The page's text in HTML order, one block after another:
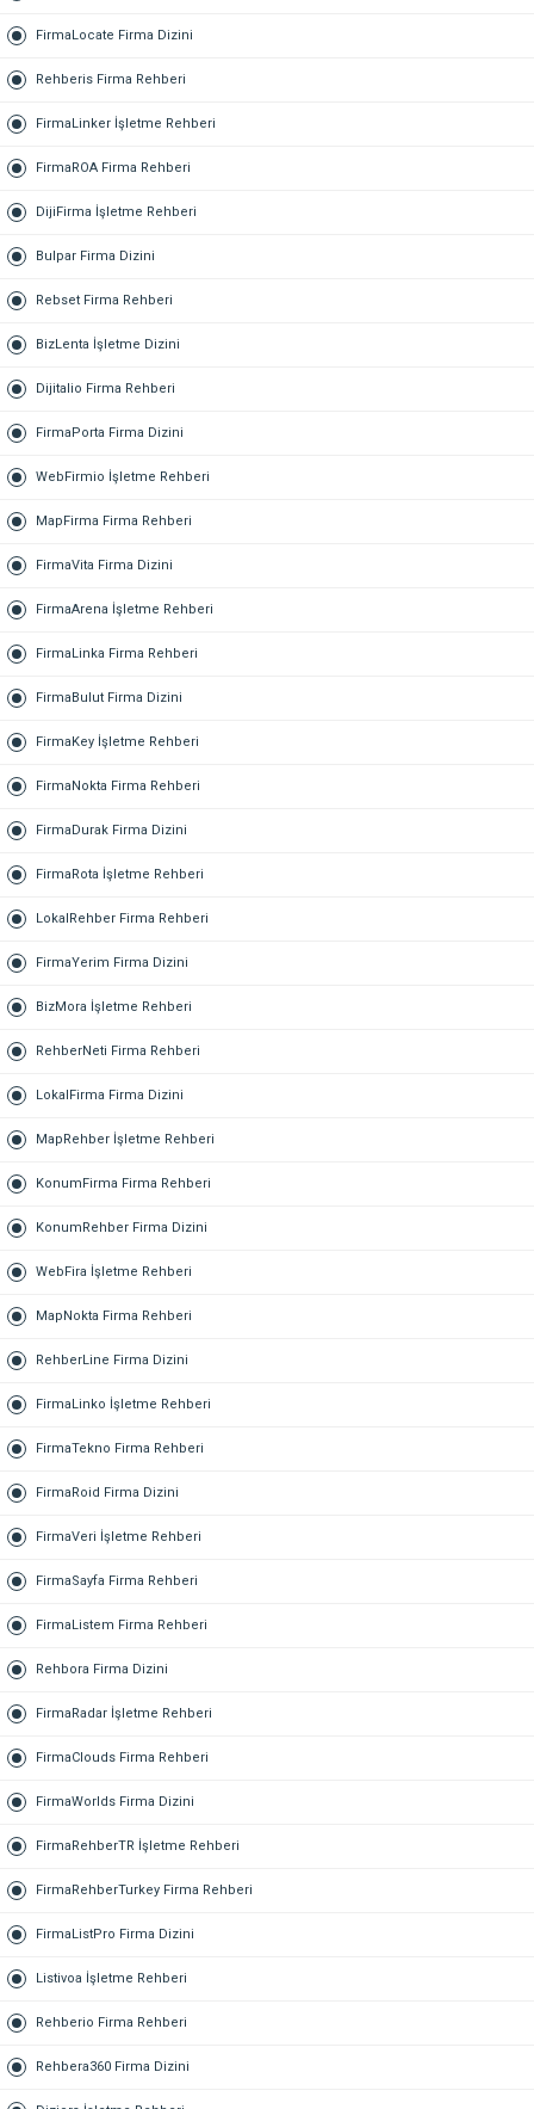
FirmaLocate Firma Dizini
Rehberis Firma Rehberi
FirmaLinker İşletme Rehberi
FirmaROA Firma Rehberi
DijiFirma İşletme Rehberi
Bulpar Firma Dizini
Rebset Firma Rehberi
BizLenta İşletme Dizini
Dijitalio Firma Rehberi
FirmaPorta Firma Dizini
WebFirmio İşletme Rehberi
MapFirma Firma Rehberi
FirmaVita Firma Dizini
FirmaArena İşletme Rehberi
FirmaLinka Firma Rehberi
FirmaBulut Firma Dizini
FirmaKey İşletme Rehberi
FirmaNokta Firma Rehberi
FirmaDurak Firma Dizini
FirmaRota İşletme Rehberi
LokalRehber Firma Rehberi
FirmaYerim Firma Dizini
BizMora İşletme Rehberi
RehberNeti Firma Rehberi
LokalFirma Firma Dizini
MapRehber İşletme Rehberi
KonumFirma Firma Rehberi
KonumRehber Firma Dizini
WebFira İşletme Rehberi
MapNokta Firma Rehberi
RehberLine Firma Dizini
FirmaLinko İşletme Rehberi
FirmaTekno Firma Rehberi
FirmaRoid Firma Dizini
FirmaVeri İşletme Rehberi
FirmaSayfa Firma Rehberi
FirmaListem Firma Rehberi
Rehbora Firma Dizini
FirmaRadar İşletme Rehberi
FirmaClouds Firma Rehberi
FirmaWorlds Firma Dizini
FirmaRehberTR İşletme Rehberi
FirmaRehberTurkey Firma Rehberi
FirmaListPro Firma Dizini
Listivoa İşletme Rehberi
Rehberio Firma Rehberi
Rehbera360 Firma Dizini